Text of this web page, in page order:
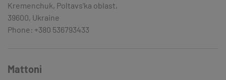
Kremenchuk, Poltavs'ka oblast,
39600, Ukraine
Phone: +380 536793433
Mattoni